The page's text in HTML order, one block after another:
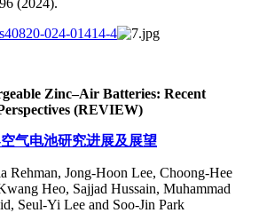
024-01414-4
Zinc–Air Batteries: Recent
(REVIEW)
气电池研究进展及展望
Rehman, Jong-Hoon Lee, Choong-Hee
Heo, Sajjad Hussain, Muhammad
Seul-Yi Lee and Soo-Jin Park